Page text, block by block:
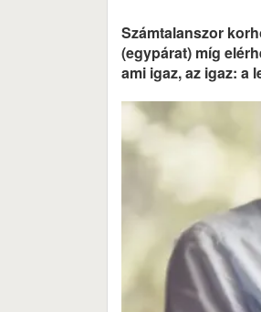
Számtalanszor
(egypárat) míg
ami igaz, az igaz: